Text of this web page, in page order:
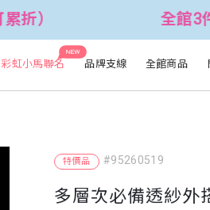
全館3件88折！🦄 滿
NEW
彩虹小馬聯名 品牌支線 全館商品
特價品 #95260519
多層次必備透紗外